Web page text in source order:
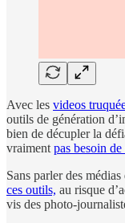
Avec les videos
outils de génération
bien de décupler la
vraiment pas besoin de
Sans parler des
ces outils, au risque
vis des photo-